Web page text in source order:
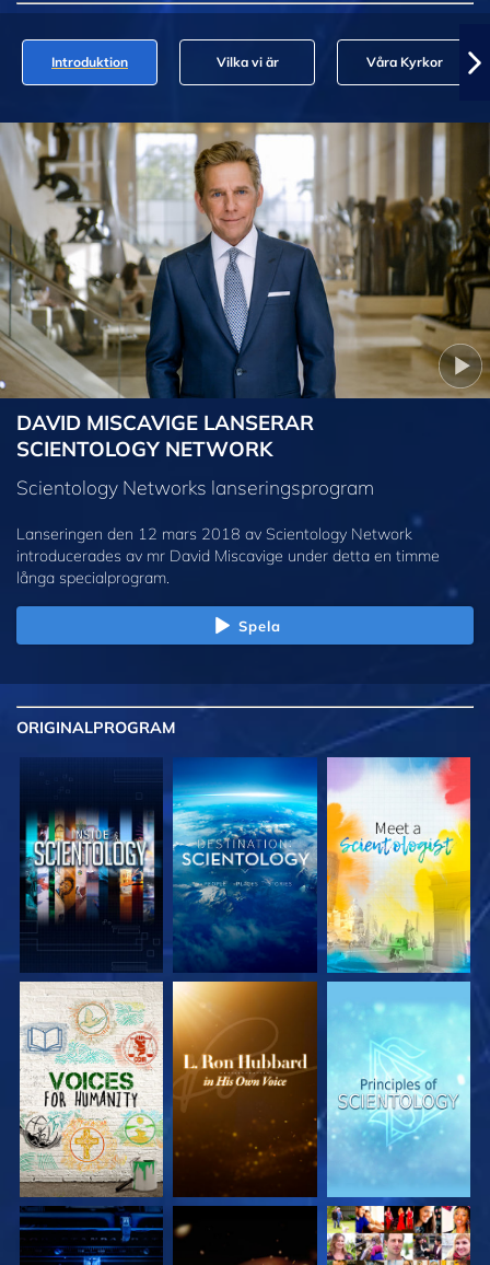
Introduktion Vilka vi är Våra Kyrkor
DAVID MISCAVIGE LANSERAR
SCIENTOLOGY NETWORK
Scientology Networks lanseringsprogram
Lanseringen den 12 mars 2018 av Scientology Network
introducerades av mr David Miscavige under detta en timme
långa specialprogram.
Spela
ORIGINALPROGRAM
UTFORSKA
SERIEN
UTFORSKA
SERIEN
UTFORSKA
SERIEN